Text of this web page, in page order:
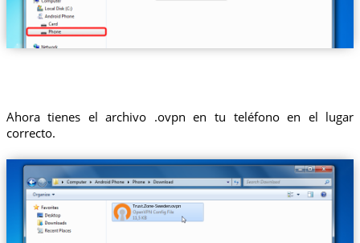
Ahora tienes el archivo .ovpn en tu teléfono en el lugar
correcto.
Trust.Zone-Sweden.ovpn